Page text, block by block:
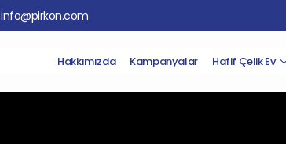
info@pirkon.com
Hakkımızda Kampanyalar Hafif Çelik Ev